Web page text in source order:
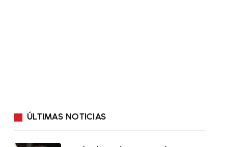
ÚLTIMAS NOTICIAS